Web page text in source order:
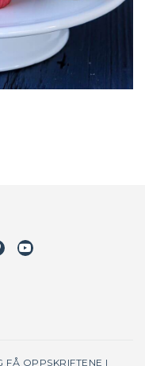
PinterestYoutube
FÅ OPPSKRIFTENE I